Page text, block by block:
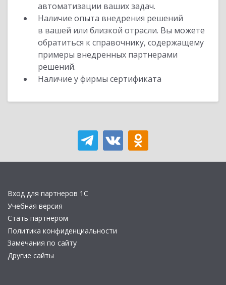
автоматизации ваших задач.
Наличие опыта внедрения решений
в вашей или близкой отрасли. Вы можете
обратиться к справочнику, содержащему
примеры внедренных партнерами
решений.
Наличие у фирмы сертификата
Вход для партнеров 1С
Учебная версия
Стать партнером
Политика конфиденциальности
Замечания по сайту
Другие сайты